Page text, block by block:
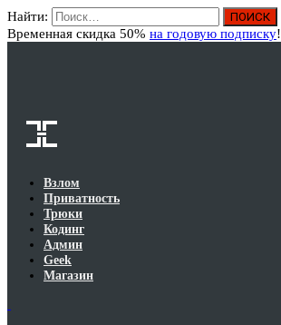
Найти:
Временная скидка 50% на годовую подписку!
Взлом
Приватность
Трюки
Кодинг
Админ
Geek
Магазин